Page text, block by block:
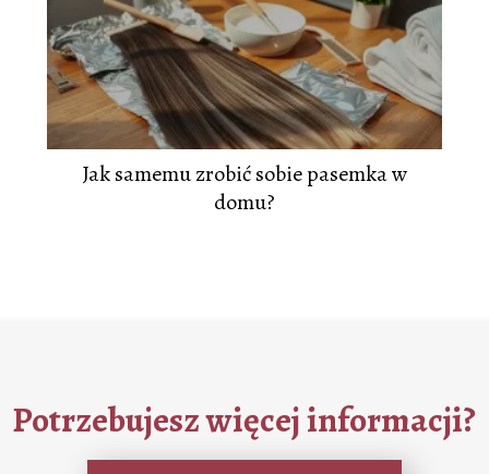
Jak samemu zrobić sobie pasemka w
domu?
Potrzebujesz więcej informacji?